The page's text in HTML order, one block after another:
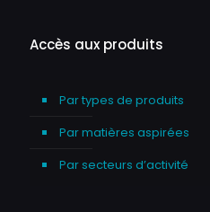
Accès aux produits
Par types de produits
Par matières aspirées
Par secteurs d’activité